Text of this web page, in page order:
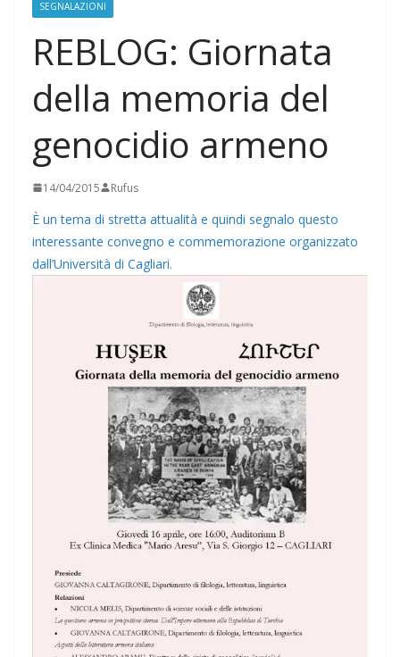
SEGNALAZIONI
REBLOG: Giornata
della memoria del
genocidio armeno
14/04/2015 Rufus
È un tema di stretta attualità e quindi segnalo questo
interessante convegno e commemorazione organizzato
dall’Università di Cagliari.